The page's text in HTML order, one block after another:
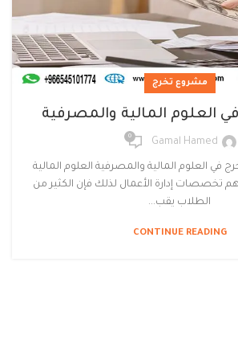
مشروع تخرج
العلوم المالية والمصرفية
Gamal Hamed
0
في العلوم المالية والمصرفية العلوم المالية
تخصصات إدارة الأعمال لذلك فإن الكثير من
الطلاب يقب...
CONTINUE READING